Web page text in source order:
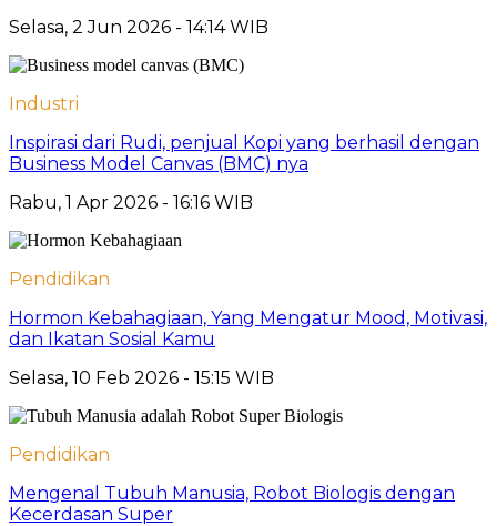
Selasa, 2 Jun 2026 - 14:14 WIB
Industri
Inspirasi dari Rudi, penjual Kopi yang berhasil dengan
Business Model Canvas (BMC) nya
Rabu, 1 Apr 2026 - 16:16 WIB
Pendidikan
Hormon Kebahagiaan, Yang Mengatur Mood, Motivasi,
dan Ikatan Sosial Kamu
Selasa, 10 Feb 2026 - 15:15 WIB
Pendidikan
Mengenal Tubuh Manusia, Robot Biologis dengan
Kecerdasan Super